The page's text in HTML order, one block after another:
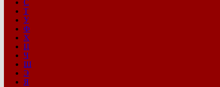
С
Т
У
Ф
Х
Ц
Ч
Ш
Э
Я